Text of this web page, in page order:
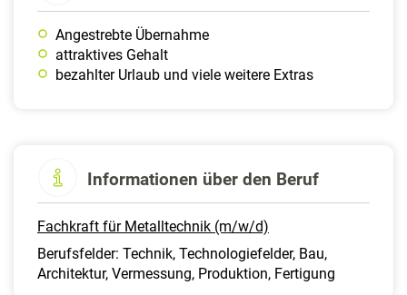
Angestrebte Übernahme
attraktives Gehalt
bezahlter Urlaub und viele weitere Extras
Informationen über den Beruf
Fachkraft für Metalltechnik (m/w/d)
Berufsfelder: Technik, Technologiefelder, Bau,
Architektur, Vermessung, Produktion, Fertigung